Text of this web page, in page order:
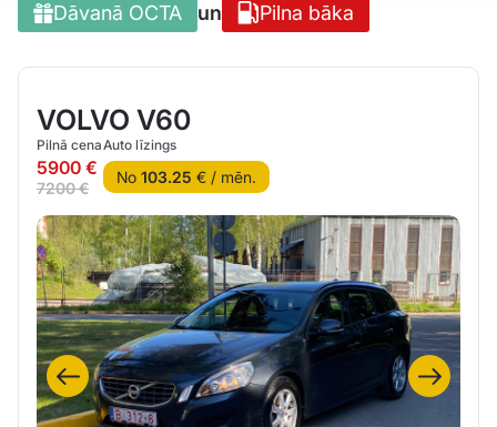
Dāvanā OCTA un Pilna bāka
VOLVO V60
Pilnā cena
5900 €
7200 €
Auto līzings
No 103.25 € / mēn.